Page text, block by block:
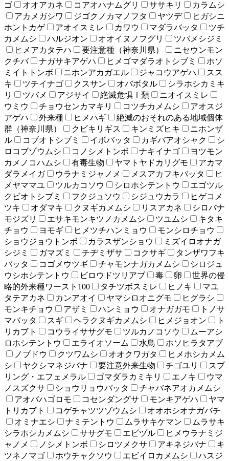
ゴ
オオアカネ コアオハナムグリ ササキリ
カラムシ
アカメガシワ
ジゴクノカマノフタ ヤツデ
ヒガシニ
ホントカゲ
アオイスミレ カワウ マダラバッタ
ツチ
カメムシ
ハルジオン オオイヌノフグリ
ツバメシジミ
ヒメアカタテハ
要注意種（神奈川県）
ニセウンモン
クチバ
ナガサキアゲハ ヒメゴマダラオトシブミ
ホソ
ミイトトンボ
ニホンアカガエル ジャコウアゲハ
スス
キ
ツチイナゴ クスサン オバボタル
シラホシカミキ
リ
ツバメ アジサイ 絶滅危惧Ⅰ類
ニオイスミレ
ウミウ
チョウセンカマキリ コツチカメムシ
アオスジ
アゲハ
外来種 ヒメハギ
絶滅のおそれのある地域個体
群（神奈川県）
クビキリギス キンミズヒキ
ニホンザ
ル
コブオトシブミ イボバッタ カギバアオシャク
シ
ロコブゾウムシ
コノシメトンボ ナキイナゴ
ヨツモン
カメノコハムシ
有毒生物 ヤマトヤドカリグモ
アカマ
ダラメイガ
ウラナミジャノメ メスアカフキバッタ
ヒ
メヤママユ
ツルカコソウ シロホシテントウ
エゴツル
クビオトシブミ
フクジュソウ シジュウカラ
ヒゲコメ
ツキ
オダマキ クヌギカメムシ リスアカネ
シロバナ
モジズリ
エサキモンキツノカメムシ ツユムシ
キタキ
チョウ
ヨモギ ヒメツチハンミョウ
モンシロチョウ
ショウジョウトンボ
カラスザンショウ
ミズイロオナガ
シジミ
ガマズミ チヂミザサ コクサギ
タンザワフキ
バッタ
コゴメウツギ チャモンナガカメムシ
シロジュ
ウシホシテントウ
ビロウドツリアブ 毒 卵
世界の侵
略的外来種ワースト100
タチツボスミレ ヒノキ
マユ
タテアカネ
カンアオイ ヤマシロオニグモ
ヒグラシ
モンキチョウ
アザミ ハンミョウ オナガガモ
トノサ
マバッタ
スギ ヘラクヌギカメムシ ヒメジョオン
ト
リカブト
コウライササグモ ツルカノコソウ
ムーアシ
ロホシテントウ
エライオソーム 水鳥
ホソヒラタアブ
ノブドウ
クツワムシ オオクワガタ
ヒメホシカメム
シ
ヤクシマネジバナ 要注意外来生物 チゴユリ
スプ
リング・エフェメラル
ゴマダラカミキリ エノキ
ウマ
ノスズクサ
ショウリョウバッタ
チャバネアオカメムシ
アオバハゴロモ
コセンダングサ モンキアゲハ
ヤマ
トリカブト
コゲチャツツゾウムシ
オオホシオナガバチ
オミナエシ
ナミテントウ ムラサキケマン
ムラサキ
シラホシカメムシ
ササグモ エビヅル
ヒメウラナミジ
ャノメ
ノシメトンボ シロツメクサ アキネジバナ
キ
ツネノマゴ
ホウチャクソウ エビイロカメムシ
ハスジ